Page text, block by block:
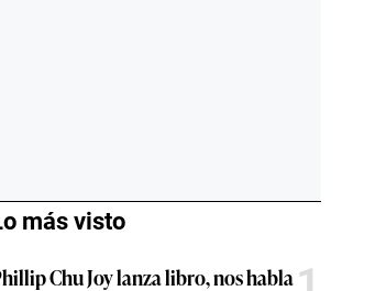
más visto
Chu Joy lanza libro, nos habla